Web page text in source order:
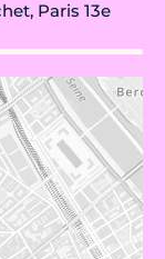
Paris 13e